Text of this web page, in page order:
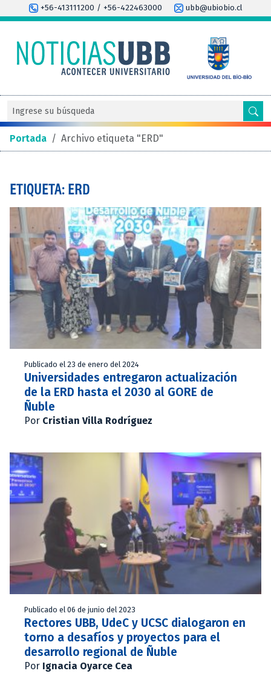
+56-413111200 / +56-422463000 ubb@ubiobio.cl
Portada / Archivo etiqueta "ERD"
ETIQUETA: ERD
Publicado el 23 de enero del 2024
Universidades entregaron actualización
de la ERD hasta el 2030 al GORE de
Ñuble
Por Cristian Villa Rodríguez
Publicado el 06 de junio del 2023
Rectores UBB, UdeC y UCSC dialogaron en
torno a desafíos y proyectos para el
desarrollo regional de Ñuble
Por Ignacia Oyarce Cea